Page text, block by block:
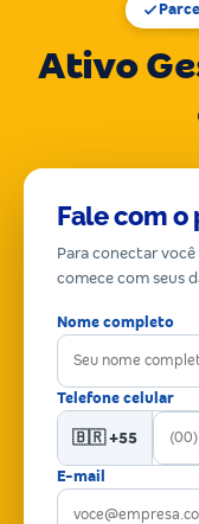
Ativo
Fale com o
Para conectar você
comece com seus
Nome completo
Telefone celular
🇧🇷 +55
E-mail